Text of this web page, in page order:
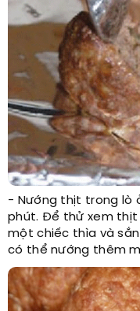
- Nướng thịt trong lò
phút. Để thử xem thịt
một chiếc thìa và
có thể nướng thêm